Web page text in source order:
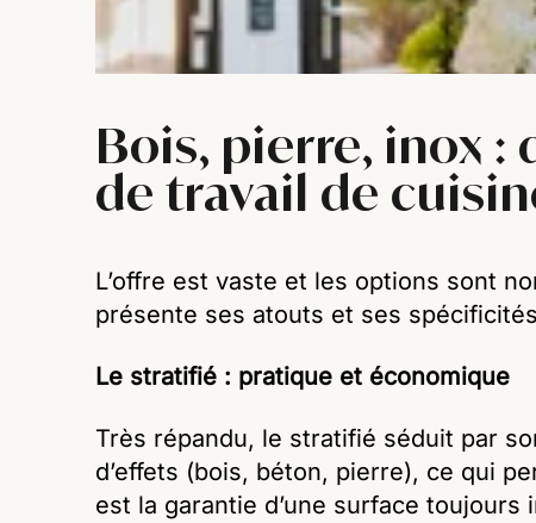
Bois, pierre, inox
de travail de
L’offre est vaste et les options sont
présente ses atouts et ses
Le stratifié : pratique et économique
Très répandu, le stratifié séduit par
d’effets (bois, béton, pierre), ce qui
est la garantie d’une surface